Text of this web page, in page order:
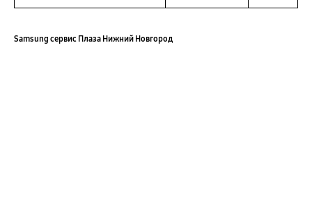
Samsung сервис Плаза Нижний Новгород